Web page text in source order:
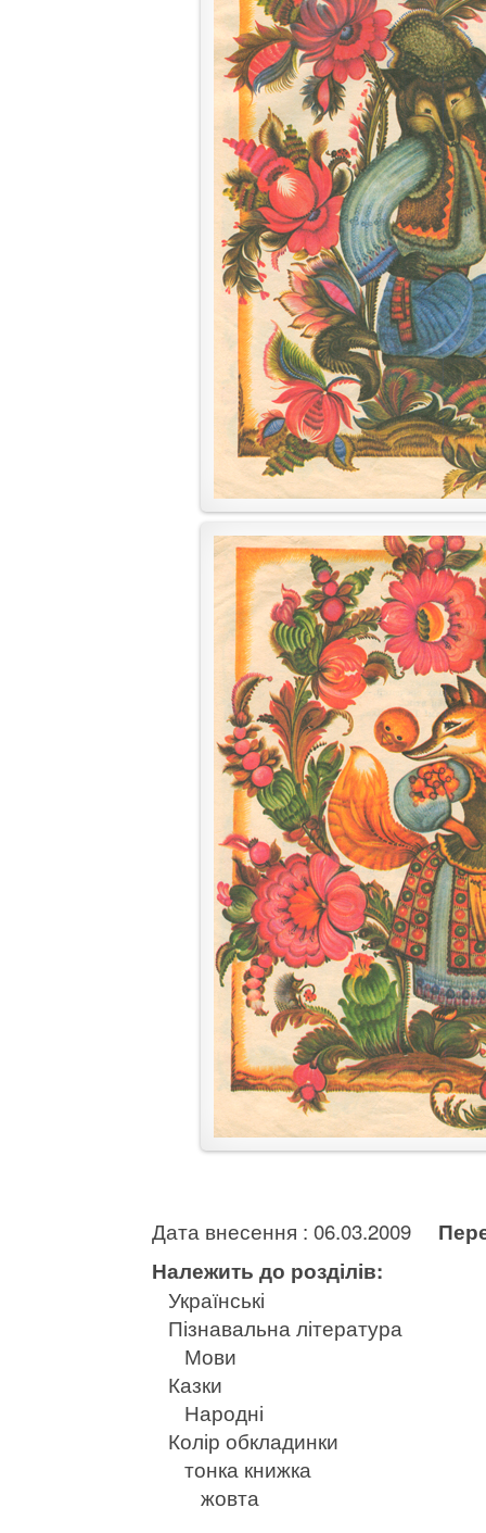
Дата внесення : 06.03.2009
Належить до розділів:
Українські
Пізнавальна література
Мови
Казки
Народні
Колір обкладинки
тонка книжка
жовта